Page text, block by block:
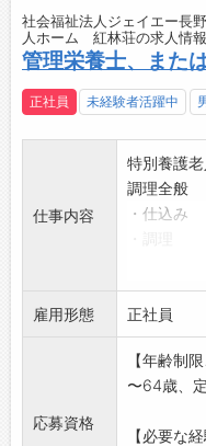
社会福祉法人ジェイエー長
人ホーム 紅林荘の求人情
管理栄養士、また
正社員 未経験者活躍中
仕事内容
特別養護
調理全般
・仕込み
・入所
・デイサ
変更範囲:
※令
用となり
雇用形態 正社員
応募資格
【年齢制
〜64歳、
【必要な経